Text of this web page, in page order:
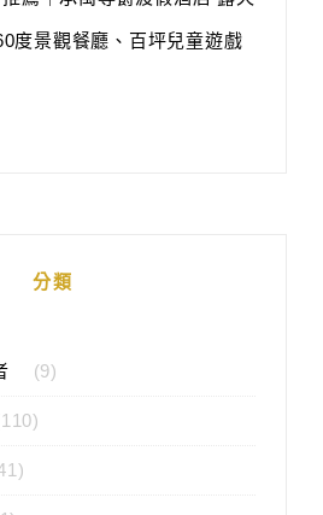
度景觀餐廳、百坪兒童遊戲
分類
(9)